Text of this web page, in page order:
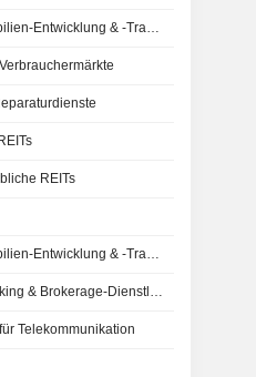
Sonstige Immobilien-Entwicklung & -Transaktionen
REITs
Sonstige Immobilien-Entwicklung & -Transaktionen
Investment Banking & Brokerage-Dienstleistungen - Andere
Telekommunikation